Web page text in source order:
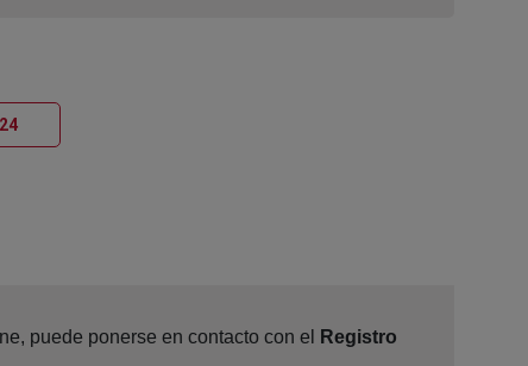
puede ponerse en contacto con el
Registro